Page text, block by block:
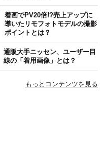
着画でPV20倍!?売上アップに
導いたリモフォトモデルの撮影
ポイントとは？
通販大手ニッセン、ユーザー目
線の「着用画像」とは？
もっとコンテンツを見る